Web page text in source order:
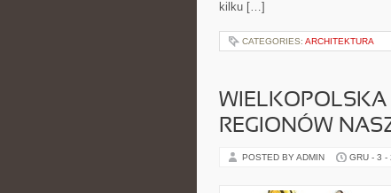
kilku […]
CATEGORIES: ARCHITEKTURA
WIELKOPOLSKA
REGIONÓW
POSTED BY ADMIN GRU - 3 -